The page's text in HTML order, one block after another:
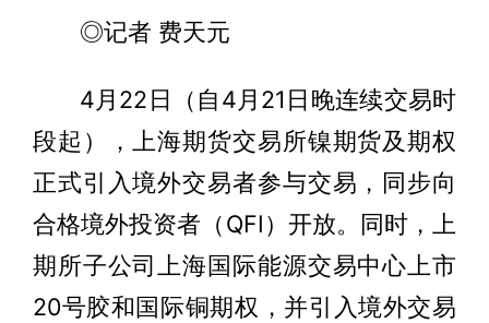
◎记者 费天元
4月22日（自4月21日晚连续交易时
段起），上海期货交易所镍期货及期权
正式引入境外交易者参与交易，同步向
合格境外投资者（QFI）开放。同时，上
期所子公司上海国际能源交易中心上市
20号胶和国际铜期权，并引入境外交易